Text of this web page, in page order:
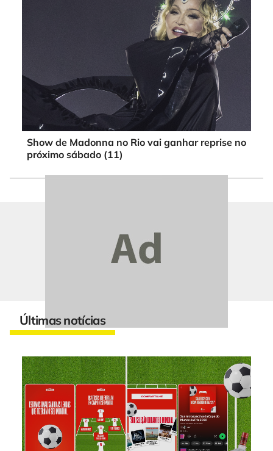
Show de Madonna no Rio vai ganhar reprise no
próximo sábado (11)
Últimas notícias